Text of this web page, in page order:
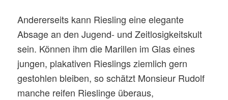
Andererseits kann Riesling eine elegante
Absage an den Jugend- und Zeitlosigkeitskult
sein. Können ihm die Marillen im Glas eines
jungen, plakativen Rieslings ziemlich gern
gestohlen bleiben, so schätzt Monsieur Rudolf
manche reifen Rieslinge überaus,